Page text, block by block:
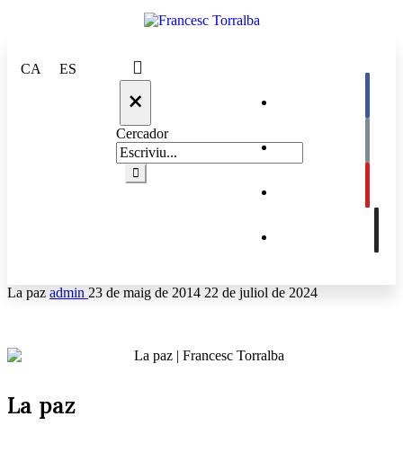
CA ES
×
Cercador
La paz admin 23 de maig de 2014 22 de juliol de 2024
La paz